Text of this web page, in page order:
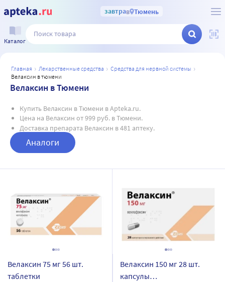
завтрав Тюмень
Каталог
главная лекарственные средства
средства для нервной системы
велаксин в тюмени
Велаксин в Тюмени
Купить Велаксин в Тюмени в Apteka.ru.
Цена на Велаксин от 999 руб. в Тюмени.
Доставка препарата Велаксин в 481 аптеку.
Аналоги
Велаксин 75 мг 56 шт.
таблетки
Велаксин 150 мг 28 шт.
капсулы